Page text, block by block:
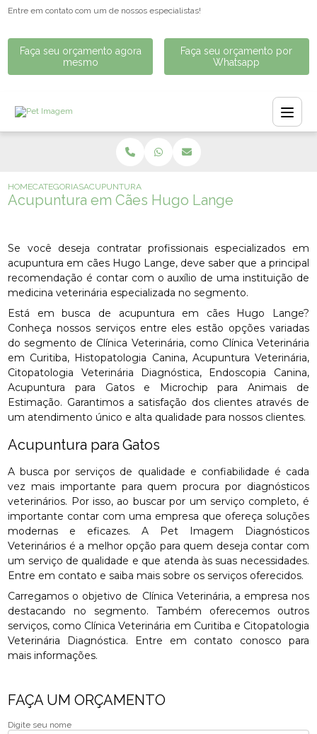
Entre em contato com um de nossos especialistas!
Faça seu orçamento agora
mesmo
Faça seu orçamento por
Whatsapp
HOMECATEGORIASACUPUNTURA EM CÃES HUGO LANGE
Acupuntura em Cães Hugo Lange
Se você deseja contratar profissionais especializados em
acupuntura em cães Hugo Lange, deve saber que a principal
recomendação é contar com o auxílio de uma instituição de
medicina veterinária especializada no segmento.
Está em busca de acupuntura em cães Hugo Lange?
Conheça nossos serviços entre eles estão opções variadas
do segmento de Clínica Veterinária, como Clínica Veterinária
em Curitiba, Histopatologia Canina, Acupuntura Veterinária,
Citopatologia Veterinária Diagnóstica, Endoscopia Canina,
Acupuntura para Gatos e Microchip para Animais de
Estimação. Garantimos a satisfação dos clientes através de
um atendimento único e alta qualidade para nossos clientes.
Acupuntura para Gatos
A busca por serviços de qualidade e confiabilidade é cada
vez mais importante para quem procura por diagnósticos
veterinários. Por isso, ao buscar por um serviço completo, é
importante contar com uma empresa que ofereça soluções
modernas e eficazes. A Pet Imagem Diagnósticos
Veterinários é a melhor opção para quem deseja contar com
um serviço de qualidade e que atenda às suas necessidades.
Entre em contato e saiba mais sobre os serviços oferecidos.
Carregamos o objetivo de Clínica Veterinária, a empresa nos
destacando no segmento. Também oferecemos outros
serviços, como Clínica Veterinária em Curitiba e Citopatologia
Veterinária Diagnóstica. Entre em contato conosco para
mais informações.
FAÇA UM ORÇAMENTO
Digite seu nome